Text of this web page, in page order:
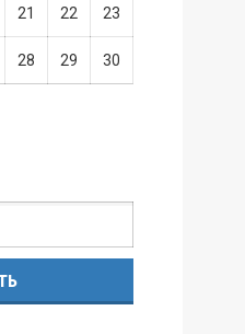
21 22 23
28 29 30